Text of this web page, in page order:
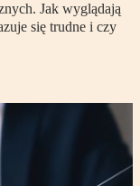
Jak wyglądają
się trudne i czy